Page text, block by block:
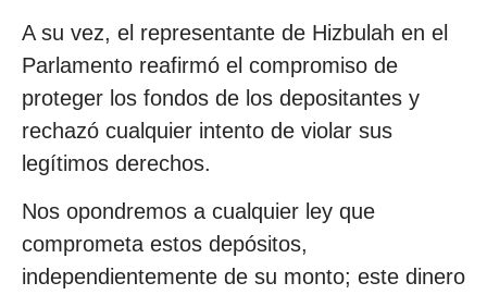
A su vez, el representante de Hizbulah en el
Parlamento reafirmó el compromiso de
proteger los fondos de los depositantes y
rechazó cualquier intento de violar sus
legítimos derechos.
Nos opondremos a cualquier ley que
comprometa estos depósitos,
independientemente de su monto; este dinero